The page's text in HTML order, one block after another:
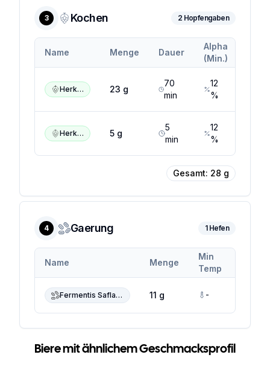
3 Kochen 2 Hopfengaben
Name Menge Dauer
Alpha
(Min.)
Herkules 23 g
70
min
12
%
Herkules 5 g
5
min
12
%
Gesamt: 28 g
4 Gaerung 1Hefen
Name Menge
Min
Temp
Fermentis Saflager S-23 11 g -
Biere mit ähnlichem Geschmacksprofil